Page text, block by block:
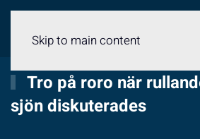
Skip to main content
Tro på roro när
sjön diskuterades